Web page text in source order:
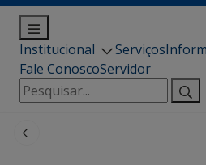
Institucional Serviços
Fale ConoscoServidor
Pesquisar
por: